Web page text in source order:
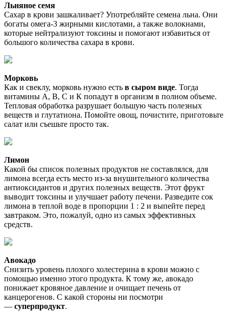
Льняное семя
Сахар в крови зашкаливает? Употребляйте семена льна. Они
богаты омега-3 жирными кислотами, а также волокнами,
которые нейтрализуют токсины и помогают избавиться от
большого количества сахара в крови.
Морковь
Как и свеклу, морковь нужно есть в сыром виде. Тогда
витамины А, В, С и К попадут в организм в полном объеме.
Тепловая обработка разрушает большую часть полезных
веществ и глутатиона. Помойте овощ, почистите, приготовьте
салат или съешьте просто так.
Лимон
Какой бы список полезных продуктов не составлялся, для
лимона всегда есть место из-за внушительного количества
антиоксидантов и других полезных веществ. Этот фрукт
выводит токсины и улучшает работу печени. Разведите сок
лимона в теплой воде в пропорции 1 : 2 и выпейте перед
завтраком. Это, пожалуй, одно из самых эффективных
средств.
Авокадо
Снизить уровень плохого холестерина в крови можно с
помощью именно этого продукта. К тому же, авокадо
понижает кровяное давление и очищает печень от
канцерогенов. С какой стороны ни посмотри
— суперпродукт.